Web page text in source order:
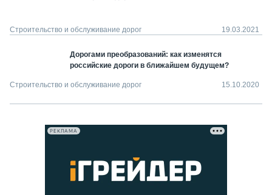
Строительство и обслуживание дорог 19.03.2021
Дорогами преобразований: как изменятся
российские дороги в ближайшем будущем?
Строительство и обслуживание дорог 15.10.2020
РЕКЛАМА